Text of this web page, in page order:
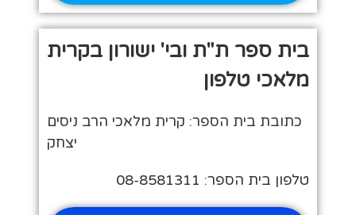
בית ספר ת"ת ובי' ישורון בקרית
מלאכי טלפון
כתובת בית הספר: קרית מלאכי הרב ניסים
יצחק
טלפון בית הספר: 08-8581311